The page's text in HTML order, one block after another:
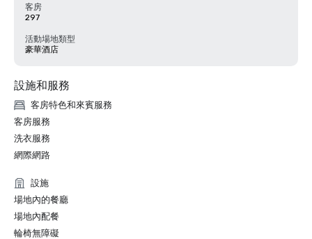
客房
297
活動場地類型
豪華酒店
設施和服務
客房特色和來賓服務
客房服務
洗衣服務
網際網路
設施
場地內的餐廳
場地內配餐
輪椅無障礙